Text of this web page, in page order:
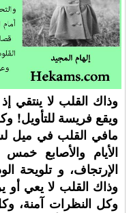
وذاك القلب لا ينتقي
ويقع فريسة للتأويل!
مافي القلب في ميل
الأيام والأصابع
الإرتجاف، و تلويحة
وذاك القلب لا يعي أو
وكل النظرات آمنة،